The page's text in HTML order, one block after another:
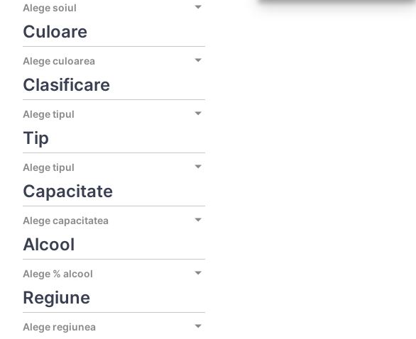
Alege soiul
Culoare
Alege culoarea
Clasificare
Alege tipul
Tip
Alege tipul
Capacitate
Alege capacitatea
Alcool
Alege % alcool
Regiune
Alege regiunea